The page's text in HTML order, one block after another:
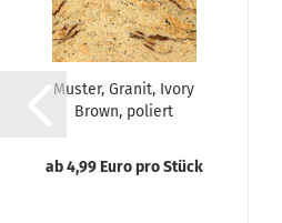
Muster, Granit, Ivory
Brown, poliert
ab 4,99 Euro pro Stück